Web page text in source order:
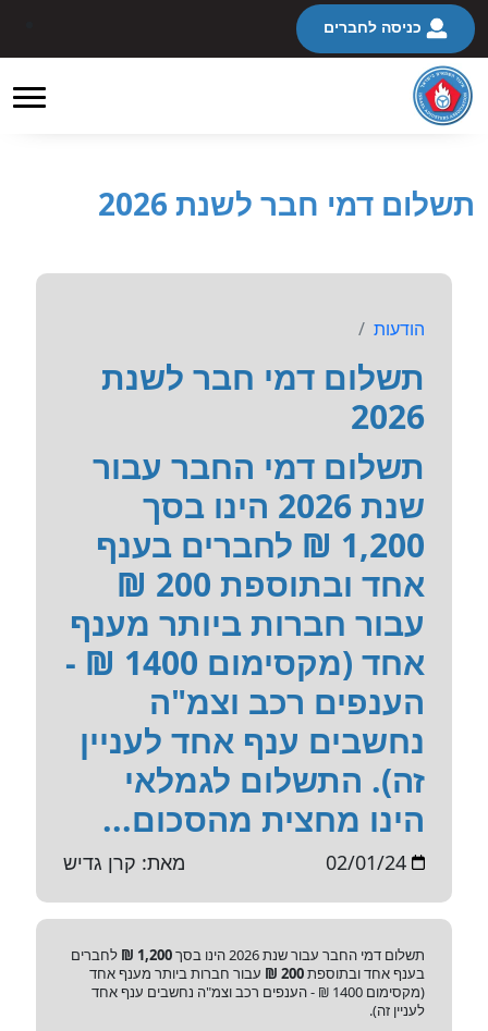
כניסה לחברים
תשלום דמי חבר לשנת 2026
הודעות
תשלום דמי חבר לשנת
2026
תשלום דמי החבר עבור
שנת 2026 הינו בסך
1,200 ₪ לחברים בענף
אחד ובתוספת 200 ₪
עבור חברות ביותר מענף
אחד (מקסימום 1400 ₪ -
הענפים רכב וצמ"ה
נחשבים ענף אחד לעניין
זה). התשלום לגמלאי
הינו מחצית מהסכום...
02/01/24 מאת: קרן גדיש
תשלום דמי החבר עבור שנת 2026 הינו בסך 1,200 ₪
לחברים
בענף אחד ובתוספת200 ₪
עבור חברות ביותר מענף אחד
(מקסימום 1400 ₪ - הענפים רכב וצמ"ה נחשבים ענף אחד
לעניין זה).